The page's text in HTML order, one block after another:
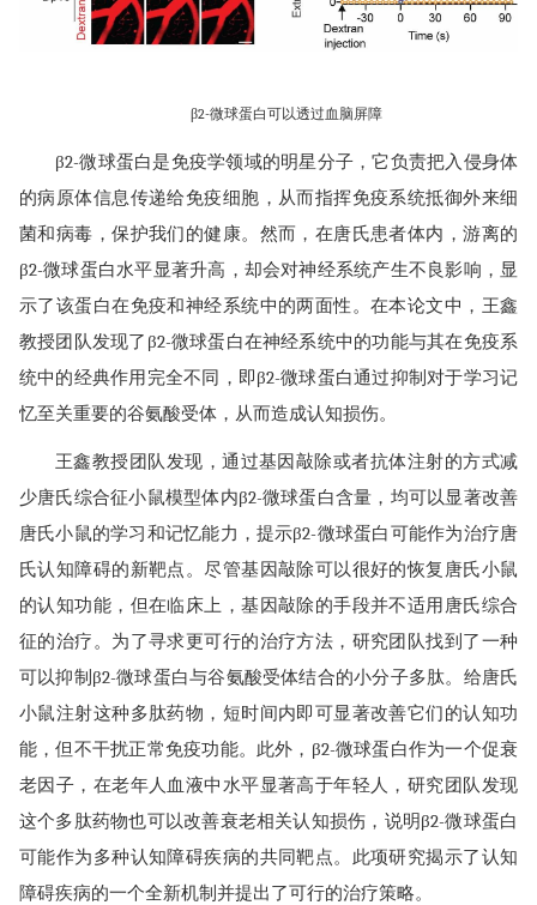
β2-微球蛋白可以透过血脑屏障
β2-微球蛋白是免疫学领域的明星分子，它负责把入侵身体
的病原体信息传递给免疫细胞，从而指挥免疫系统抵御外来细
菌和病毒，保护我们的健康。然而，在唐氏患者体内，游离的
β2-微球蛋白水平显著升高，却会对神经系统产生不良影响，显
示了该蛋白在免疫和神经系统中的两面性。在本论文中，王鑫
教授团队发现了β2-微球蛋白在神经系统中的功能与其在免疫系
统中的经典作用完全不同，即β2-微球蛋白通过抑制对于学习记
忆至关重要的谷氨酸受体，从而造成认知损伤。
王鑫教授团队发现，通过基因敲除或者抗体注射的方式减
少唐氏综合征小鼠模型体内β2-微球蛋白含量，均可以显著改善
唐氏小鼠的学习和记忆能力，提示β2-微球蛋白可能作为治疗唐
氏认知障碍的新靶点。尽管基因敲除可以很好的恢复唐氏小鼠
的认知功能，但在临床上，基因敲除的手段并不适用唐氏综合
征的治疗。为了寻求更可行的治疗方法，研究团队找到了一种
可以抑制β2-微球蛋白与谷氨酸受体结合的小分子多肽。给唐氏
小鼠注射这种多肽药物，短时间内即可显著改善它们的认知功
能，但不干扰正常免疫功能。此外，β2-微球蛋白作为一个促衰
老因子，在老年人血液中水平显著高于年轻人，研究团队发现
这个多肽药物也可以改善衰老相关认知损伤，说明β2-微球蛋白
可能作为多种认知障碍疾病的共同靶点。此项研究揭示了认知
障碍疾病的一个全新机制并提出了可行的治疗策略。